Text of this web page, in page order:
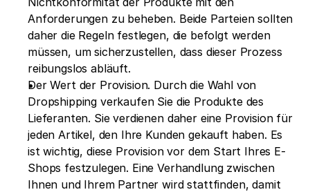
Anforderungen zu beheben. Beide Parteien sollten
daher die Regeln festlegen, die befolgt werden
müssen, um sicherzustellen, dass dieser Prozess
reibungslos abläuft.
Der Wert der Provision. Durch die Wahl von
Dropshipping verkaufen Sie die Produkte des
Lieferanten. Sie verdienen daher eine Provision für
jeden Artikel, den Ihre Kunden gekauft haben. Es
ist wichtig, diese Provision vor dem Start Ihres E-
Shops festzulegen. Eine Verhandlung zwischen
Ihnen und Ihrem Partner wird stattfinden, damit